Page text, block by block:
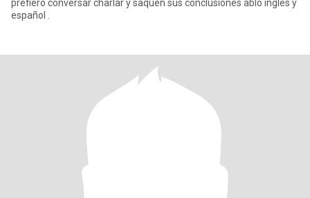
prefiero conversar charlar y saquen sus conclusiones ablo ingles y
español .